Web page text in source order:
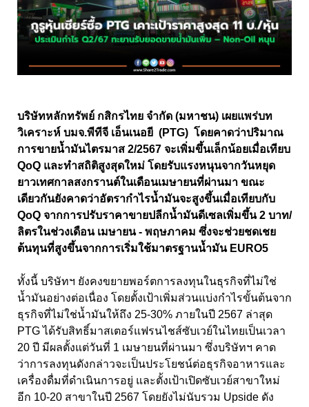
บริษัทหลักทรัพย์ กสิกรไทย จำกัด (มหาชน) เผยแพร่บท
วิเคราะห์ บมจ.พีทีจี เอ็นเนอยี (PTG) โดยคาดว่าปริมาณ
การขายน้ำมันไตรมาส 2/2567 จะเพิ่มขึ้นเล็กน้อยเมื่อเทียบ
QoQ และทำสถิติสูงสุดใหม่ โดยรับแรงหนุนจากวันหยุด
ยาวเทศกาลสงกรานต์ในเดือนเมษายนที่ผ่านมา ขณะ
เดียวกันยังคาดว่าอัตรากำไรน้ำมันจะสูงขึ้นเมื่อเทียบกับ
QoQ จากการปรับราคาขายปลีกน้ำมันดีเซลเพิ่มขึ้น 2 บาท/
ลิตรในช่วงเดือน เมษายน - พฤษภาคม ซึ่งจะช่วยชดเชย
ต้นทุนที่สูงขึ้นจากการเริ่มใช้มาตรฐานน้ำมัน EURO5
ทั้งนี้ บริษัทฯ ยังคงขยายพอร์ตการลงทุนในธุรกิจที่ไม่ใช่
น้ำมันอย่างต่อเนื่อง โดยตั้งเป้าเพิ่มส่วนแบ่งกำไรขั้นต้นจาก
ธุรกิจที่ไม่ใช่น้ำมันให้ถึง 25-30% ภายในปี 2567 ล่าสุด
PTG ได้รับสิทธิ์มาสเตอร์แฟรนไชส์ซับเวย์ในไทยเป็นเวลา
20 ปี มีผลตั้งแต่วันที่ 1 เมษายนที่ผ่านมา ซึ่งบริษัทฯ คาด
ว่าการลงทุนดังกล่าวจะเป็นประโยชน์ต่อธุรกิจอาหารและ
เครื่องดื่มที่ดำเนินการอยู่ และตั้งเป้าเปิดซับเวย์สาขาใหม่
อีก 10-20 สาขาในปี 2567 โดยยังไม่นับรวม Upside ดัง